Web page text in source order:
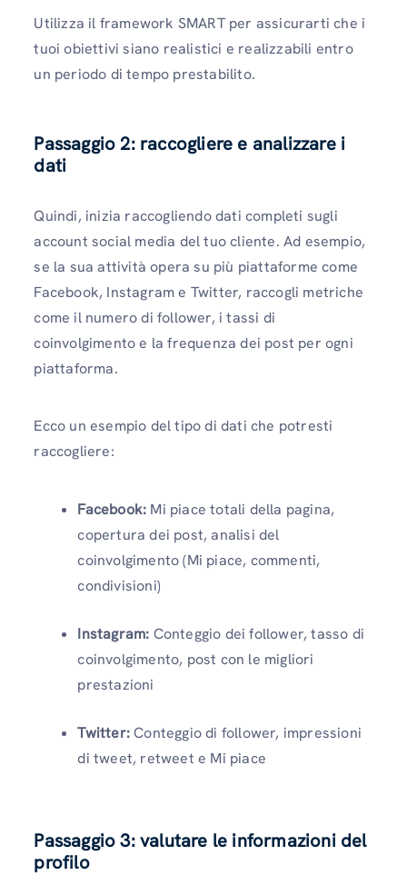
Utilizza il framework SMART per assicurarti che i
tuoi obiettivi siano realistici e realizzabili entro
un periodo di tempo prestabilito.
Passaggio 2: raccogliere e analizzare i
dati
Quindi, inizia raccogliendo dati completi sugli
account social media del tuo cliente. Ad esempio,
se la sua attività opera su più piattaforme come
Facebook, Instagram e Twitter, raccogli metriche
come il numero di follower, i tassi di
coinvolgimento e la frequenza dei post per ogni
piattaforma.
Ecco un esempio del tipo di dati che potresti
raccogliere:
Facebook: Mi piace totali della pagina,
copertura dei post, analisi del
coinvolgimento (Mi piace, commenti,
condivisioni)
Instagram: Conteggio dei follower, tasso di
coinvolgimento, post con le migliori
prestazioni
Twitter:Conteggio di follower, impressioni
di tweet, retweet e Mi piace
Passaggio 3: valutare le informazioni del
profilo